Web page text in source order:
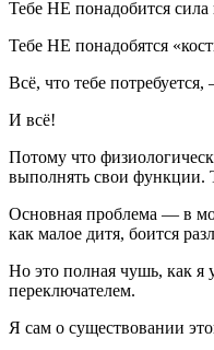
Тебе НЕ понадобится
Тебе НЕ понадобятся
Всё, что тебе
И всё!
Потому что
выполнять свои функции.
Основная проблема — в
как малое дитя, боится
Но это полная чушь, как
переключателем.
Я сам о существовании